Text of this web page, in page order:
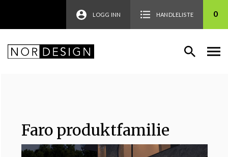
LOGG INN HANDLELISTE 0
Faro produktfamilie